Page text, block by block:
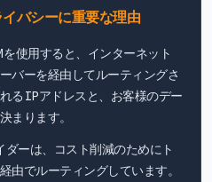
バシーに重要な理由
使用すると、インターネット
バーを経由してルーティングさ
るIPアドレスと、お客様のデー
まります。
ーは、コスト削減のためにト
経由でルーティングしています。